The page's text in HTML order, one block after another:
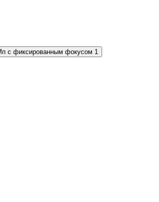
с фиксированным фокусом 1